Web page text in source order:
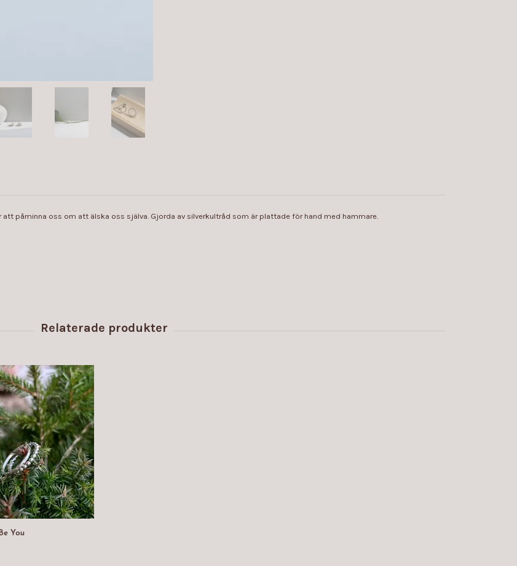
påminna oss om att älska oss själva. Gjorda av silverkultråd som är plattade för hand med hammare.
You